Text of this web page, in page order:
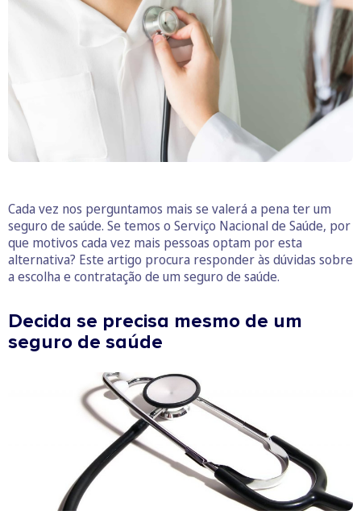
Cada vez nos perguntamos mais se valerá a pena ter um
seguro de saúde. Se temos o Serviço Nacional de Saúde, por
que motivos cada vez mais pessoas optam por esta
alternativa? Este artigo procura responder às dúvidas sobre
a escolha e contratação de um seguro de saúde.
Decida se precisa mesmo de um
seguro de saúde